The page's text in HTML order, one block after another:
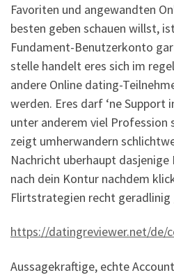
Favoriten und angewandten
besten geben schauen willst,
Fundament-Benutzerkonto
stelle handelt eres sich im
andere Online dating-
werden. Eres darf ‘ne
unter anderem viel Profession
zeigt umherwandern
Nachricht uberhaupt
nach dein Kontur nachdem
Flirtstrategien recht geradlinig
https://datingreviewer.net/de/
Aussagekraftige, echte